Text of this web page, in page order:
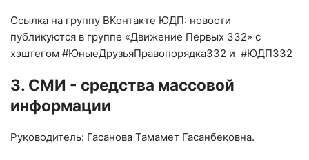
Ссылка на группу ВКонтакте ЮДП: новости
публикуются в группе «Движение Первых 332» с
хэштегом #ЮныеДрузьяПравопорядка332 и #ЮДП332
3. СМИ - средства массовой
информации
Руководитель: Гасанова Тамамет Гасанбековна.